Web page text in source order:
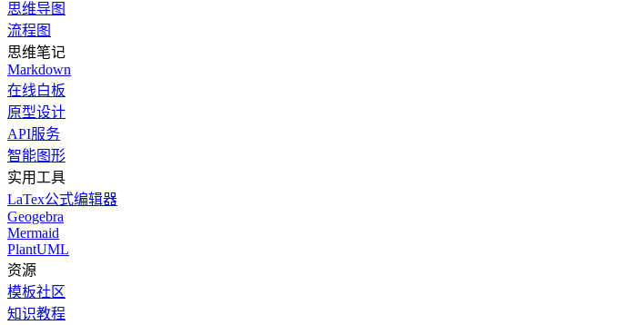
思维导图
流程图
思维笔记
Markdown
在线白板
原型设计
API服务
智能图形
实用工具
LaTex公式编辑器
Geogebra
Mermaid
PlantUML
资源
模板社区
知识教程